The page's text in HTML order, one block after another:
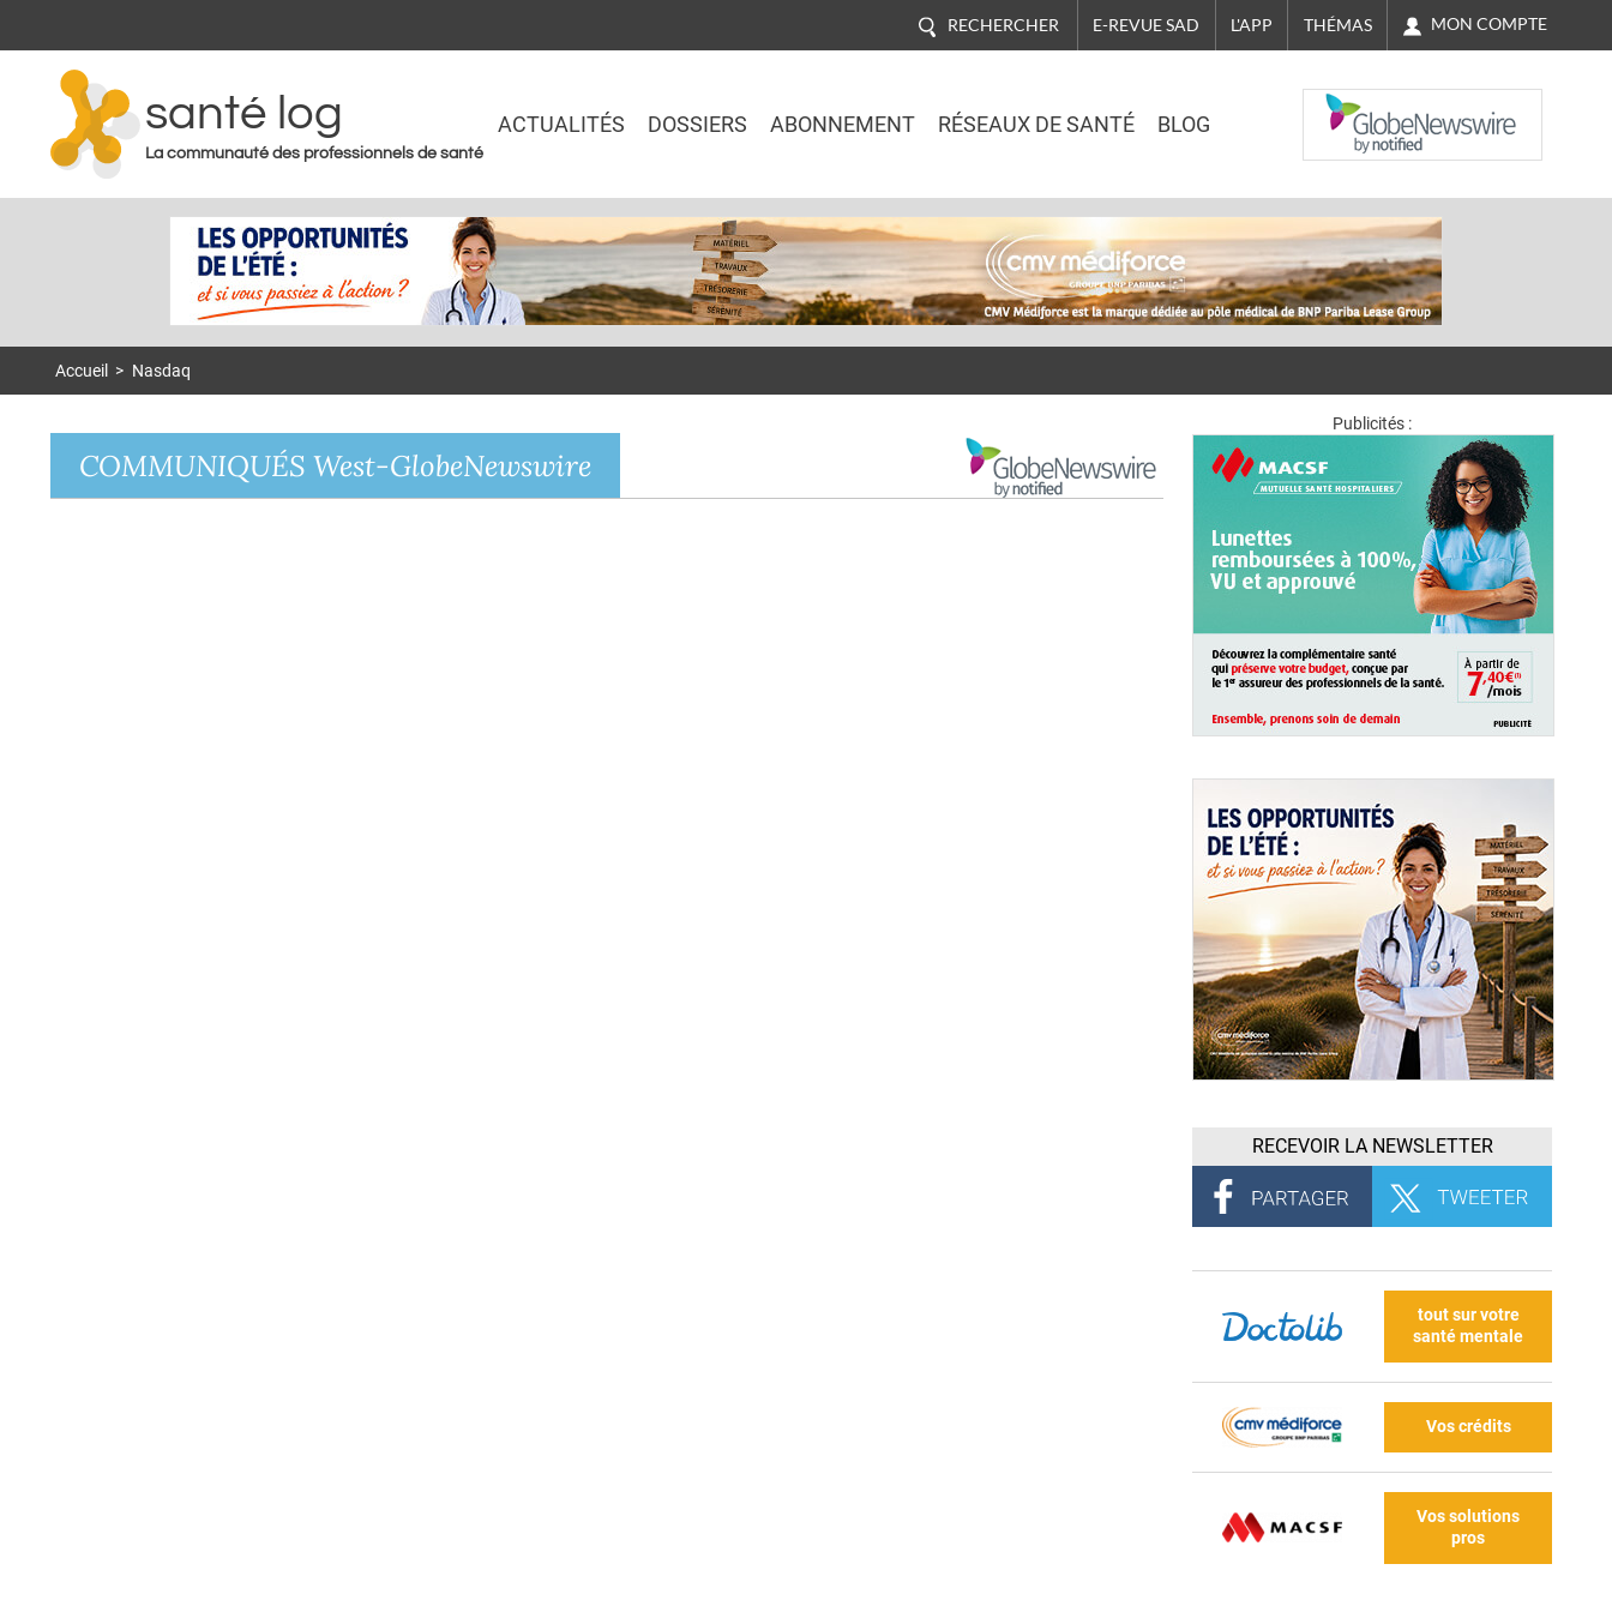
RECHERCHER E-REVUE SAD L'APP THÉMAS MON COMPTE
santé log
La communauté des professionnels de santé
ACTUALITÉS DOSSIERS ABONNEMENT RÉSEAUX DE SANTÉ BLOG
NASDAQ
Accueil > Nasdaq
COMMUNIQUÉS West-GlobeNewswire
Publicités :
RECEVOIR LA NEWSLETTER
tout sur votre
santé mentale
Vos crédits
Vos solutions
pros